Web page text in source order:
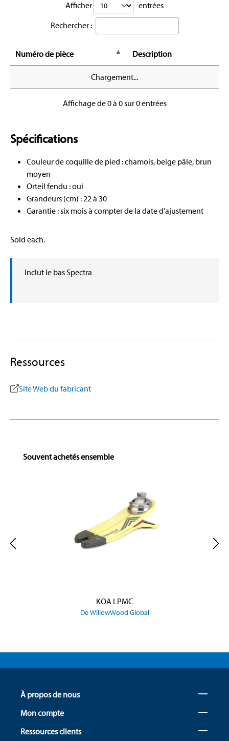
Afficher
entrées
Rechercher :
Numéro de pièce Description
Chargement...
Affichage de 0 à 0 sur 0 entrées
Spécifications
Couleur de coquille de pied : chamois, beige pâle, brun
moyen
Orteil fendu : oui
Grandeurs (cm) : 22 à 30
Garantie : six mois à compter de la date d’ajustement
Sold each.
Inclut le bas Spectra
Ressources
Site Web du fabricant
Skip product gallery
Souvent achetés ensemble
KOA LPMC
De WillowWood Global
À propos de nous
Mon compte
Ressources clients